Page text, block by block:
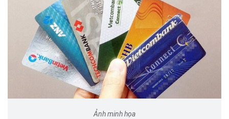
Ảnh minh họa